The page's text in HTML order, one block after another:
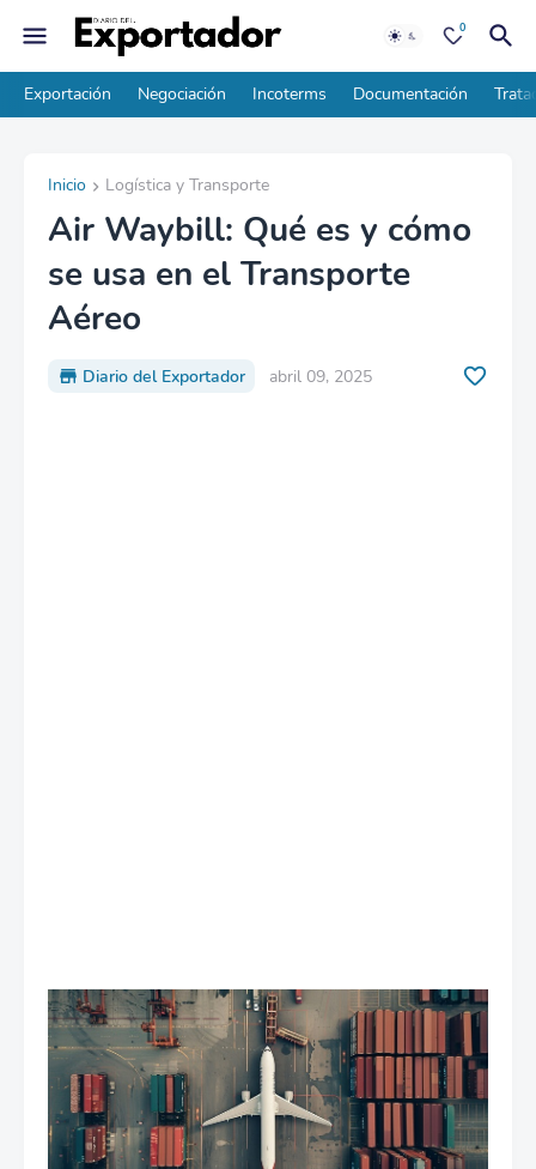
0
Exportación Negociación Incoterms Documentación
Inicio Logística y Transporte
Air Waybill: Qué es y cómo
se usa en el Transporte
Aéreo
Diario del Exportador abril 09, 2025